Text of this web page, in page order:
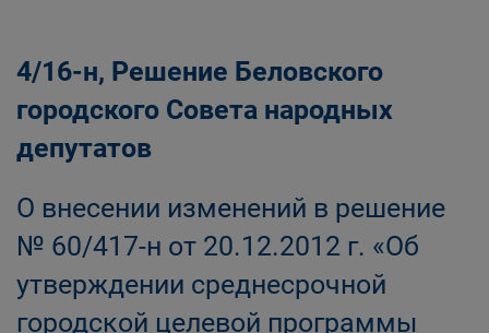
4/16-н, Решение Беловского
городского Совета народных
депутатов
О внесении изменений в решение
№ 60/417-н от 20.12.2012 г. «Об
утверждении среднесрочной
городской целевой программы